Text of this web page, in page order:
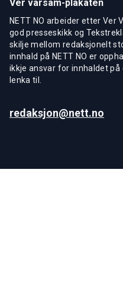
Ver varsam-plakaten
NETT NO arbeider etter
god presseskikk og
skilje mellom redaksjonelt
innhald på NETT NO er
ikkje ansvar for innhaldet
lenka til.
redaksjon@nett.no